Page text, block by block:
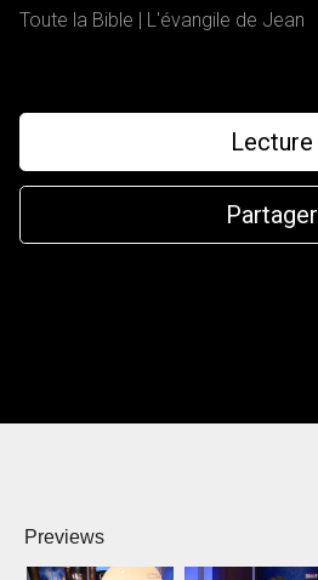
Toute la Bible | L'évangile de Jean
Lecture
Partager
Previews